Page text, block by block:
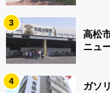
3
高松
ニュ
4
ガソ